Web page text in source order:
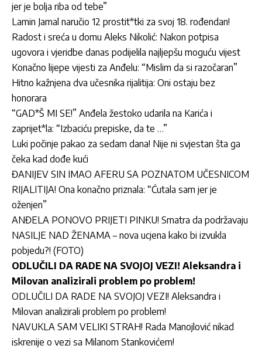
jer je bolja riba od tebe”
Lamin Jamal naručio 12 prostit*tki za svoj 18. rođendan!
Radost i sreća u domu Aleks Nikolić: Nakon potpisa
ugovora i vjeridbe danas podijelila najljepšu moguću vijest
Konačno lijepe vijesti za Anđelu: “Mislim da si razočaran”
Hitno kažnjena dva učesnika rijalitija: Oni ostaju bez
honorara
“GAD*Š MI SE!” Anđela žestoko udarila na Karića i
zaprijet*la: “Izbaciću prepiske, da te …”
Luki počinje pakao za sedam dana! Nije ni svjestan šta ga
čeka kad dođe kući
ĐANIJEV SIN IMAO AFERU SA POZNATOM UČESNICOM
RIJALITIJA! Ona konačno priznala: “Ćutala sam jer je
oženjen”
ANĐELA PONOVO PRIJETI PINKU! Smatra da podržavaju
NASILJE NAD ŽENAMA – nova ucjena kako bi izvukla
pobjedu?! (FOTO)
ODLUČILI DA RADE NA SVOJOJ VEZI! Aleksandra i
Milovan analizirali problem po problem!
ODLUČILI DA RADE NA SVOJOJ VEZI! Aleksandra i
Milovan analizirali problem po problem!
NAVUKLA SAM VELIKI STRAH! Rada Manojlović nikad
iskrenije o vezi sa Milanom Stankovićem!